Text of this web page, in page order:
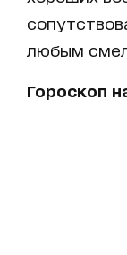
любым
Гороскоп